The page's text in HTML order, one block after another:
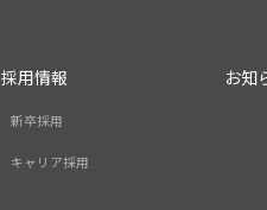
採用情報
新卒採用
キャリア採用
お知